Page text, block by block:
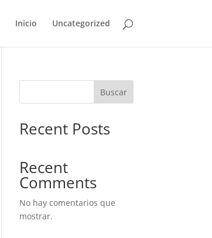
Inicio Uncategorized
Buscar
Recent Posts
Recent
Comments
No hay comentarios que
mostrar.